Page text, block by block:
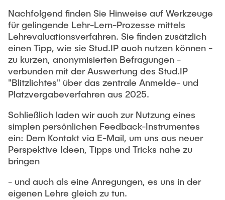
Technologies"
Research and institutes
Joint School of Multidisciplinary Studies
Institutes
Overview
Nachfolgend finden Sie Hinweise auf Werkzeuge
für gelingende Lehr-Lern-Prozesse mittels
Lehrevaluationsverfahren. Sie finden zusätzlich
einen Tipp, wie sie Stud.IP auch nutzen können -
zu kurzen, anonymisierten Befragungen -
verbunden mit der Auswertung des Stud.IP
"Blitzlichtes" über das zentrale Anmelde- und
Platzvergabeverfahren aus 2025.
Schließlich laden wir auch zur Nutzung eines
simplen persönlichen Feedback-Instrumentes
ein: Dem Kontakt via E-Mail, um uns aus neuer
Perspektive Ideen, Tipps und Tricks nahe zu
bringen
- und auch als eine Anregungen, es uns in der
eigenen Lehre gleich zu tun.